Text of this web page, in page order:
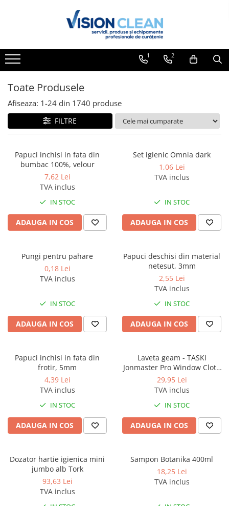
Aspiratoare si masini curatenie
Aspiratoare industriale
Aspiratoare injectie - extractie
Aspiratoare profesionale de lichide
si praf
Echipament de curatat cu presiune
Masini de curatat si aspirat
Detergenti profesionali
Detergenti bucatarie
Detergenti comerciali
Detergenti geamuri
Detergenti rufe si tesaturi
Detergenti toaleta, grup sanitar
Room Care
Dezinfectanti profesionali
Dezinfectanti maini
Dezinfectanti medicali profesionali
Dispensere / Dozatoare
Dozatoare dezinfectanti
Dispensere acoperitoare colac wc
1 2
Toate Produsele
Afiseaza: 1-24 din 1740 produse
FILTRE
Papuci inchisi in fata din
bumbac 100%, velour
7,62 Lei
TVA inclus
IN STOC
ADAUGA IN COS
Set igienic Omnia dark
1,06 Lei
TVA inclus
IN STOC
ADAUGA IN COS
Pungi pentru pahare
0,18 Lei
TVA inclus
IN STOC
ADAUGA IN COS
Papuci deschisi din material
netesut, 3mm
2,55 Lei
TVA inclus
IN STOC
ADAUGA IN COS
Papuci inchisi in fata din
frotir, 5mm
4,39 Lei
TVA inclus
IN STOC
ADAUGA IN COS
Laveta geam - TASKI
Jonmaster Pro Window Cloth
40x50cm
29,95 Lei
TVA inclus
IN STOC
ADAUGA IN COS
Dozator hartie igienica mini
jumbo alb Tork
93,63 Lei
TVA inclus
Sampon Botanika 400ml
18,25 Lei
TVA inclus